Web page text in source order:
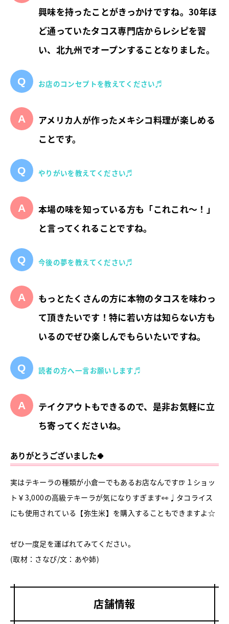
興味を持ったことがきっかけですね。30年ほ
ど通っていたタコス専門店からレシピを習
い、北九州でオープンすることなりました。
お店のコンセプトを教えてください♬
アメリカ人が作ったメキシコ料理が楽しめる
ことです。
やりがいを教えてください♬
本場の味を知っている方も「これこれ～！」
と言ってくれることですね。
今後の夢を教えてください♬
もっとたくさんの方に本物のタコスを味わっ
て頂きたいです！特に若い方は知らない方も
いるのでぜひ楽しんでもらいたいですね。
読者の方へ一言お願いします♬
テイクアウトもできるので、是非お気軽に立
ち寄ってくださいね。
ありがとうございました🍀
実はテキーラの種類が小倉一でもあるお店なんです🍺１ショッ
ト￥3,000の高級テキーラが気になりすぎます👀♩タコライス
にも使用されている【弥生米】を購入することもできますよ☆
ぜひ一度足を運ばれてみてください。
(取材：さなぴ/文：あや姉)
店舗情報